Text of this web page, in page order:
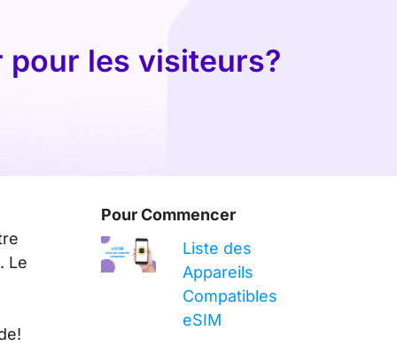
pour les visiteurs?
Le
Pour Commencer
Liste des
Appareils
Compatibles
eSIM